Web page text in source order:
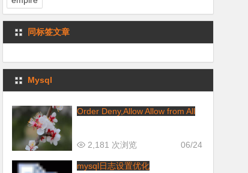
同标签文章
Mysql
Order Deny,Allow Allow from All
06/24
2,181 次浏览
mysql日志设置优化